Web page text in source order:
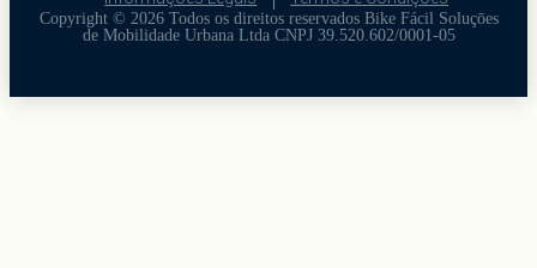
Copyright © 2026 Todos os direitos reservados Bike Fácil Soluçōes
de Mobilidade Urbana Ltda CNPJ 39.520.602/0001-05